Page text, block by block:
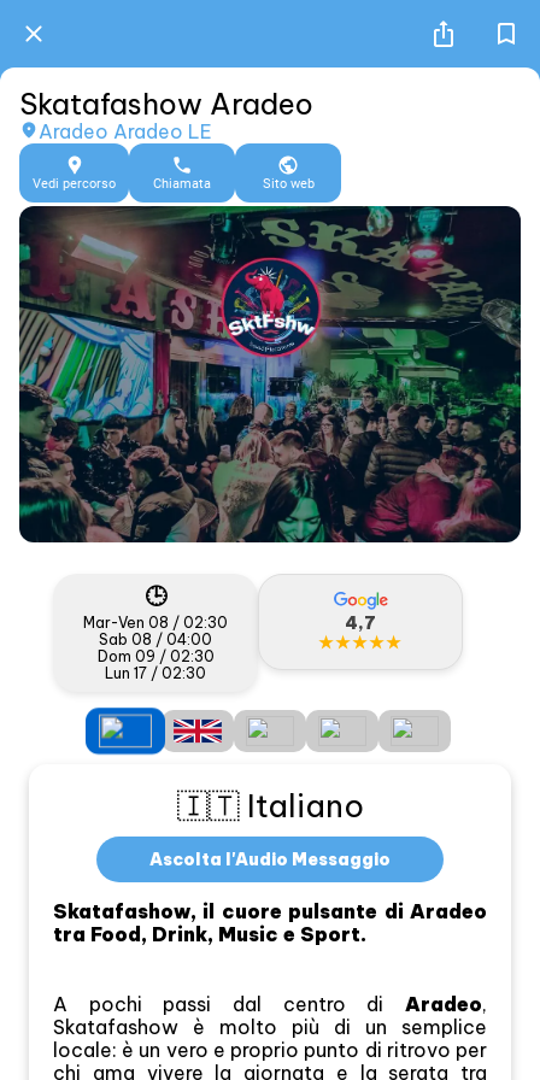
Skatafashow Aradeo
Aradeo Aradeo LE
Vedi percorso Chiamata Sito web
🕒
Mar-Ven 08 / 02:30
Sab 08 / 04:00
Dom 09 / 02:30
Lun 17 / 02:30
4,7
★★★★★
🇮🇹 Italiano
Ascolta l'Audio Messaggio
Skatafashow, il cuore pulsante di Aradeo
tra Food, Drink, Music e Sport.
A pochi passi dal centro di Aradeo,
Skatafashow è molto più di un semplice
locale: è un vero e proprio punto di ritrovo per
chi ama vivere la giornata e la serata tra